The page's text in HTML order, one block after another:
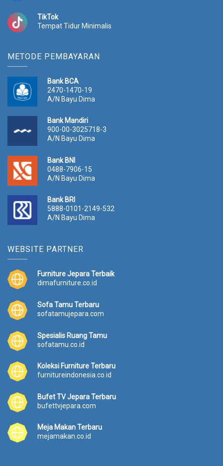
TikTok
Tempat Tidur Minimalis
METODE PEMBAYARAN
Bank BCA
2470-1470-19
A/N Bayu Dima
Bank Mandiri
900-00-3025718-3
A/N Bayu Dima
Bank BNI
0488-7906-15
A/N Bayu Dima
Bank BRI
5888-0101-2149-532
A/N Bayu Dima
WEBSITE PARTNER
Furniture Jepara Terbaik
dimafurniture.co.id
Sofa Tamu Terbaru
sofatamujepara.com
Spesialis Ruang Tamu
sofatamu.co.id
Koleksi Furniture Terbaru
furnitureindonesia.co.id
Bufet TV Jepara Terbaru
bufettvjepara.com
Meja Makan Terbaru
mejamakan.co.id